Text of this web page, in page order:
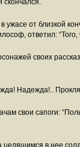
скончался.
ужасе от близкой
ответил: “Того,
своих
Надежда!..
свои сапоги: